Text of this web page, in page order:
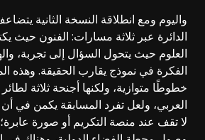
واليوم ومع انطلاقة النسخة الثانية
الدائرة عبر ثلاثة مسارات: الفنون حيث
العلوم حيث يتحول السؤال إلى تجربة،
الفكرة في نموذج يقارب الحقيقة. وهذه
خطوطًا متوازية، ولكنها أجنحة ثلاثة
العربي، ولعل تفرد المسابقة يكمن في أن
لا تقف عند منصة التكريم أو صورة